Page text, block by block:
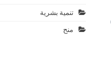
تنمية بشرية
منح